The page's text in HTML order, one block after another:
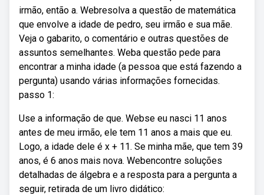
irmão, então a. Webresolva a questão de matemática
que envolve a idade de pedro, seu irmão e sua mãe.
Veja o gabarito, o comentário e outras questões de
assuntos semelhantes. Weba questão pede para
encontrar a minha idade (a pessoa que está fazendo a
pergunta) usando várias informações fornecidas.
passo 1:
Use a informação de que. Webse eu nasci 11 anos
antes de meu irmão, ele tem 11 anos a mais que eu.
Logo, a idade dele é x + 11. Se minha mãe, que tem 39
anos, é 6 anos mais nova. Webencontre soluções
detalhadas de álgebra e a resposta para a pergunta a
seguir, retirada de um livro didático: